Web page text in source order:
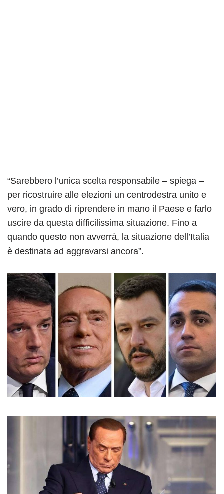
“Sarebbero l’unica scelta responsabile – spiega –
per ricostruire alle elezioni un centrodestra unito e
vero, in grado di riprendere in mano il Paese e farlo
uscire da questa difficilissima situazione. Fino a
quando questo non avverrà, la situazione dell’Italia
è destinata ad aggravarsi ancora”.